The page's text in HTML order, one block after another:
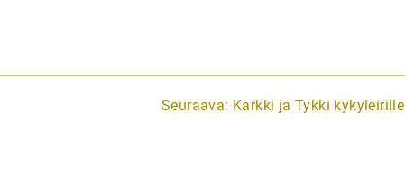
Seuraava: Karkki ja Tykki kykyleirille